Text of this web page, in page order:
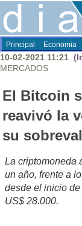
Principal Economia
10-02-2021 11:21
MERCADOS
El Bitcoin
reavivó la
su
La criptomoneda
un año, frente a
desde el inicio
US$ 28.000.